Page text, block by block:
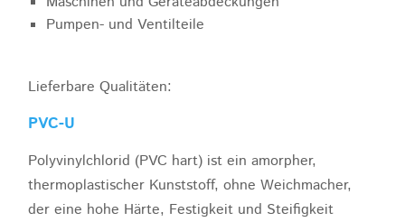
Pumpen- und Ventilteile
Lieferbare Qualitäten:
PVC-U
Polyvinylchlorid (PVC hart) ist ein amorpher,
thermoplastischer Kunststoff, ohne Weichmacher,
der eine hohe Härte, Festigkeit und Steifigkeit